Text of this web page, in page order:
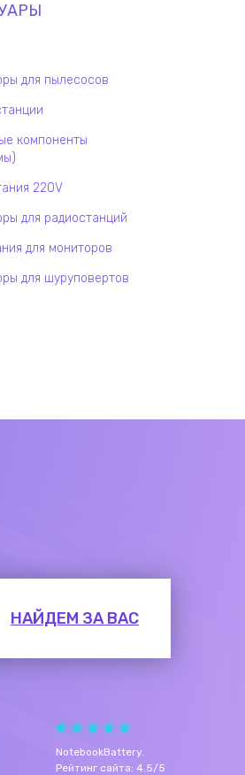
для пылесосов
компоненты
220V
для радиостанций
для мониторов
для шуруповертов
НАЙДЕМ ЗА ВАС
NotebookBattery.
Рейтинг сайта: 4.5/5